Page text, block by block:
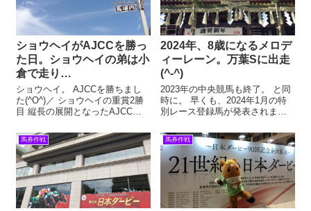
ショウヘイがAJCCを勝っ
た日。ショウヘイの弟は小
倉で走り…
ショウヘイ。 AJCCを勝ちまし
た(^O^)／ ショウヘイの重賞2勝
目 縦長の展開となったAJCC。 4
応え十分に直線に入ると、最後
は独走！ 京都新聞杯に続く、重
賞2勝目をあげました🏆 その名
前から、競馬ファン以...
2024年、8歳になるメロデ
ィーレーン。万葉Sに出走
(^-^)
2023年の中央競馬も終了。 と同
時に。 早くも、2024年1月の特
別レース登録馬が発表されまし
ロディーレーン 金杯、迎春S、
門松S、初日の出S、などな
ど…。 正月の競馬は縁起の良い
レース名がたくさん...
馬券作戦 馬券作戦